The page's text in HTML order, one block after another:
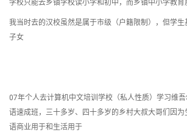
学校只能去乡镇学校读小学和初中，而乡镇中小学教育
我当时去的汉校虽然是属于市级（户籍限制），但学
子女
07年个人去计算机中文培训学校（私人性质）学习维
语速成班，三十多岁、四十多岁的乡村大叔大哥们因
语商业用于和生活用于